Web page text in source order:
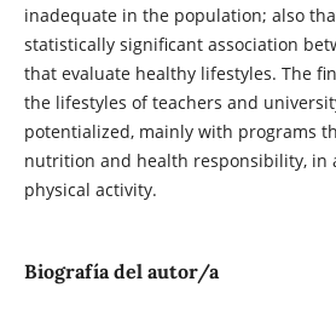
inadequate in the population; also
statistically significant association
that evaluate healthy lifestyles. The
the lifestyles of teachers and
potentialized, mainly with programs
nutrition and health responsibility, in
physical activity.
Biografía del autor/a